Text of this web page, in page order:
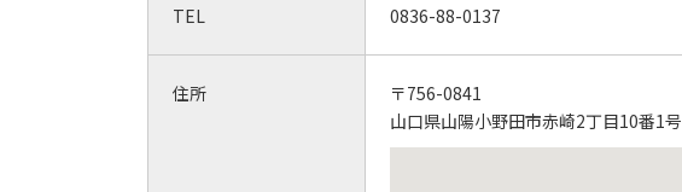
TEL 0836-88-0137
住所
〒756-0841
山口県山陽小野田市赤崎2丁目10番1号